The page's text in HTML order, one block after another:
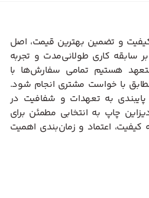
و تضمین بهترین قیمت، اصل
سابقه کاری طولانی‌مدت و تجربه
هستیم تمامی سفارش‌ها با
مطابق با خواست مشتری انجام شود.
به تعهدات و شفافیت در
چاپ به انتخابی مطمئن برای
اعتماد و زمان‌بندی اهمیت